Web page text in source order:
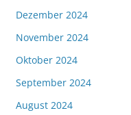
Dezember 2024
November 2024
Oktober 2024
September 2024
August 2024